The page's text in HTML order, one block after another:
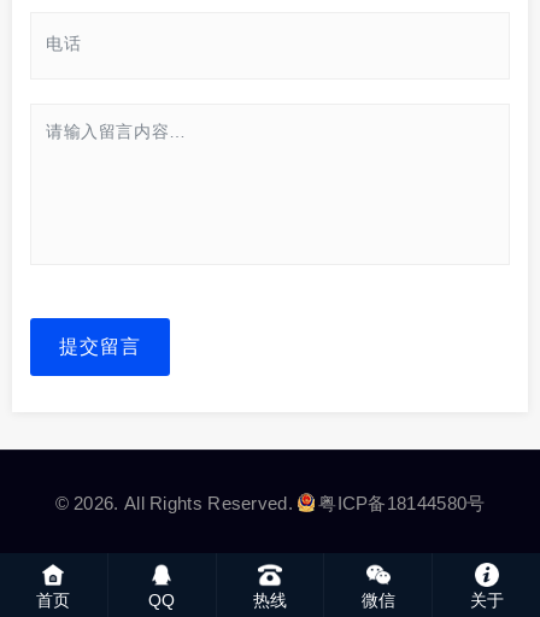
提交留言
© 2026. All Rights Reserved. 粤ICP备18144580号
首页 QQ 热线 微信 关于